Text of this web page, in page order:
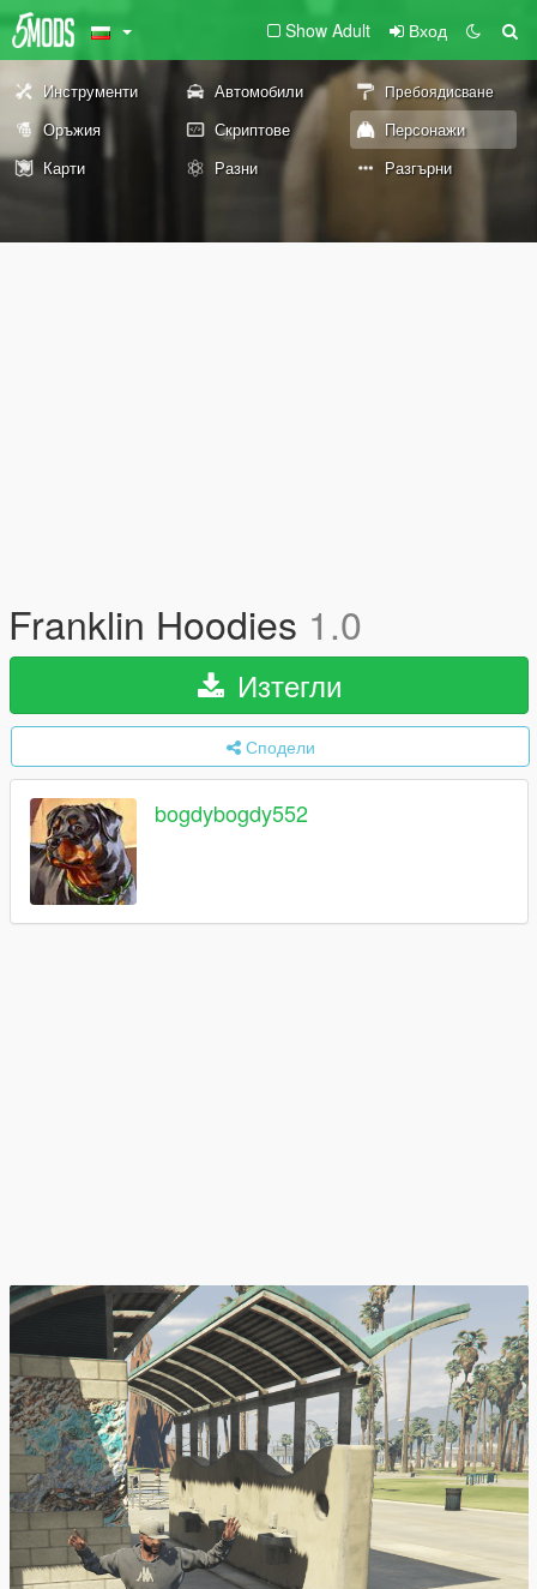
Show Adult Вход
Инструменти Автомобили Пребоядисване
Оръжия Скриптове
Персонажи
Карти
Разни Разгърни
Franklin Hoodies 1.0
Изтегли
Сподели
bogdybogdy552